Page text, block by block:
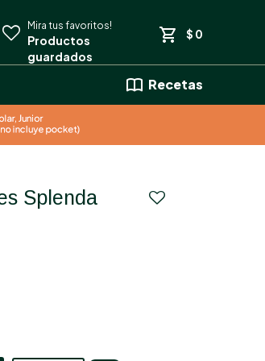
Recetas
$ 0